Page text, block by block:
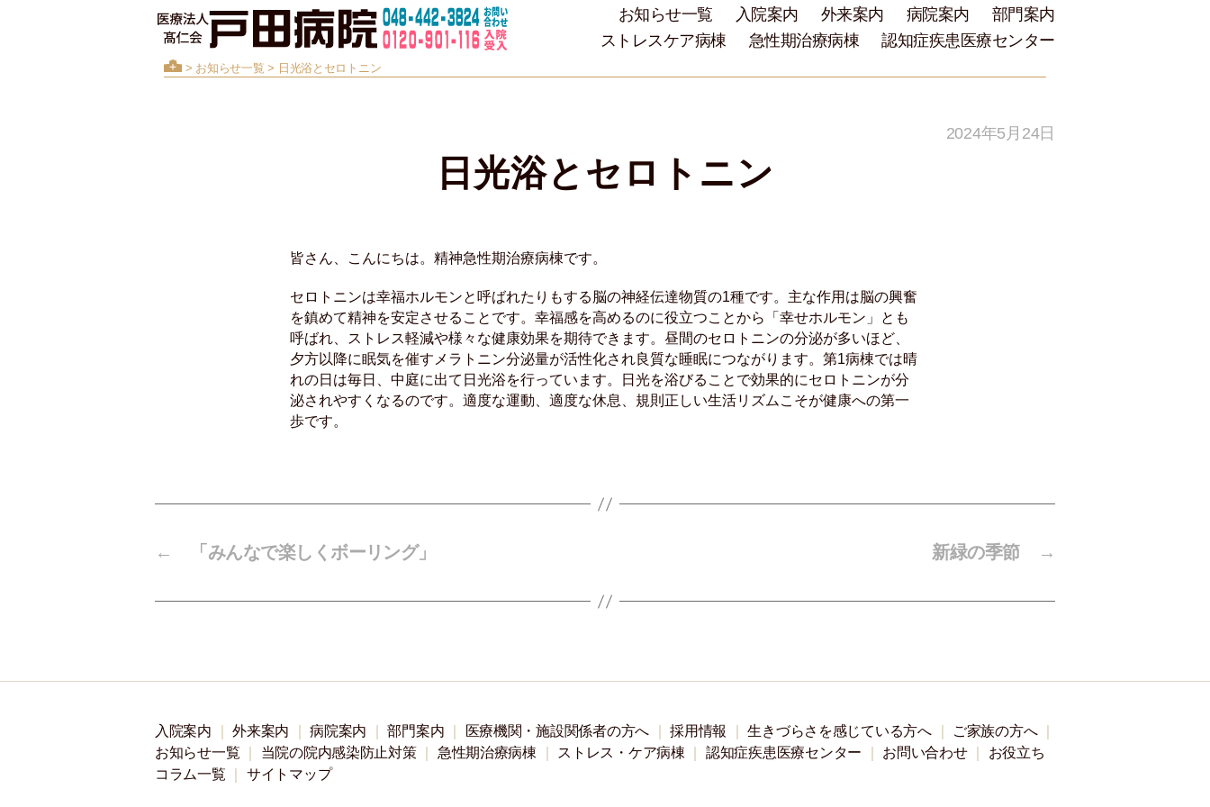
お知らせ一覧 入院案内 外来案内 病院案内
部門案内
ストレスケア病棟
急性期治療病棟 認知症疾患医療センター
> お知らせ一覧 > 日光浴とセロトニン
2024年5月24日
日光浴とセロトニン
皆さん、こんにちは。精神急性期治療病棟です。
セロトニンは幸福ホルモンと呼ばれたりもする脳の神経伝達物質の1種です。主な作用は脳の興奮
を鎮めて精神を安定させることです。幸福感を高めるのに役立つことから「幸せホルモン」とも
呼ばれ、ストレス軽減や様々な健康効果を期待できます。昼間のセロトニンの分泌が多いほど、
夕方以降に眠気を催すメラトニン分泌量が活性化され良質な睡眠につながります。第1病棟では晴
れの日は毎日、中庭に出て日光浴を行っています。日光を浴びることで効果的にセロトニンが分
泌されやすくなるのです。適度な運動、適度な休息、規則正しい生活リズムこそが健康への第一
歩です。
← 「みんなで楽しくボーリング」 →
新緑の季節
入院案内 外来案内 病院案内 部門案内 医療機関・施設関係者の方へ 採用情報 生きづらさを感じている方へ
ご家族の方へ
お知らせ一覧
当院の院内感染防止対策 急性期治療病棟 ストレス・ケア病棟 認知症疾患医療センター お問い合わせ
お役立ち
コラム一覧
サイトマップ